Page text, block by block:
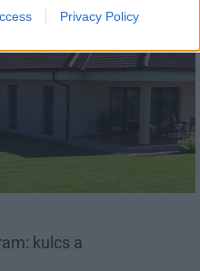
Privacy Policy
kulcs a